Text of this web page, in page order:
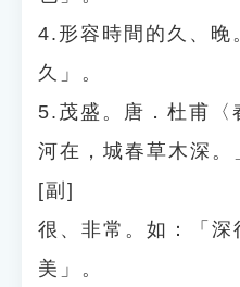
4.形容時間的久、晚
久」。
5.茂盛。唐．杜甫〈
河在，城春草木深。
[副]
很、非常。如：「
美」。